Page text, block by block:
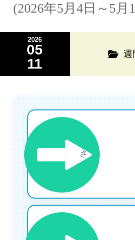
(2026年5月4日～5月
2026
05
11
週
さ